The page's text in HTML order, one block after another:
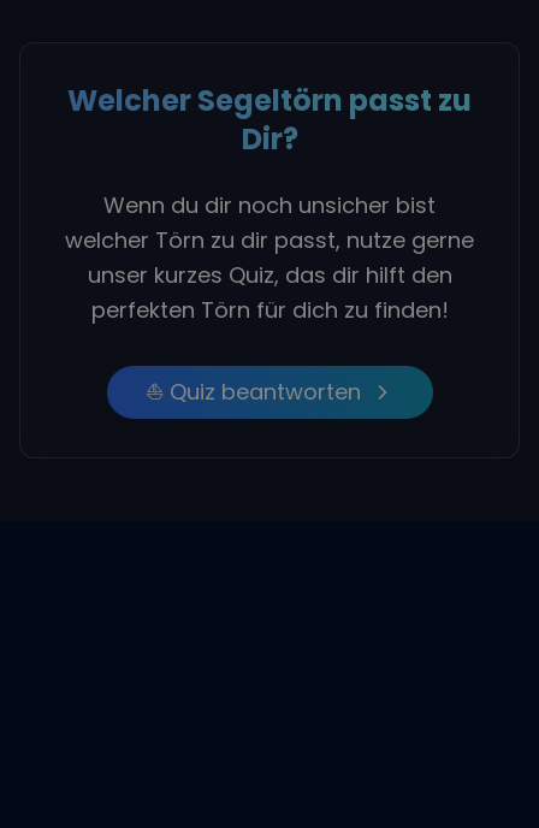
Welcher Segeltörn passt zu
Dir?
Wenn du dir noch unsicher bist
welcher Törn zu dir passt, nutze gerne
unser kurzes Quiz, das dir hilft den
perfekten Törn für dich zu finden!
⛵ Quiz beantworten